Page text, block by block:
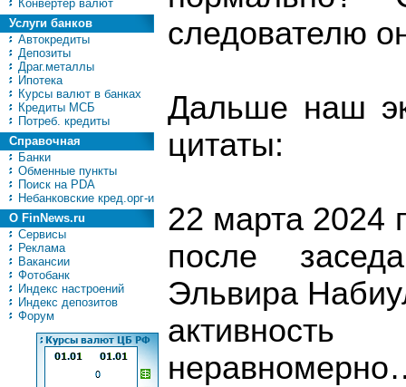
Конвертер валют
Услуги банков
Автокредиты
Депозиты
Драг.металлы
Ипотека
Курсы валют в банках
Кредиты МСБ
Потреб. кредиты
Справочная
Банки
Обменные пункты
Поиск на PDA
Небанковские кред.орг-и
О FinNews.ru
Сервисы
Реклама
Вакансии
Фотобанк
Индекс настроений
Индекс депозитов
Форум
следователю
Дальше наш
цитаты:
22 марта 2024
после
Эльвира